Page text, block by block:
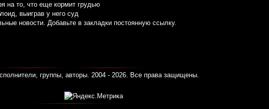
на то, что еще кормит грудью
выиграв у него суд
новости. Добавьте в закладки постоянную ссылку.
группы, авторы. 2004 - 2026. Все права защищены.